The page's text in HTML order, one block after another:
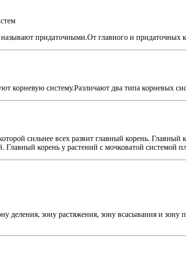
придаточными.От главного и придаточных
корневую систему.Различают два типа корневых
сильнее всех развит главный корень.
корень у растений с мочковатой системой
деления, зону растяжения, зону всасывания и